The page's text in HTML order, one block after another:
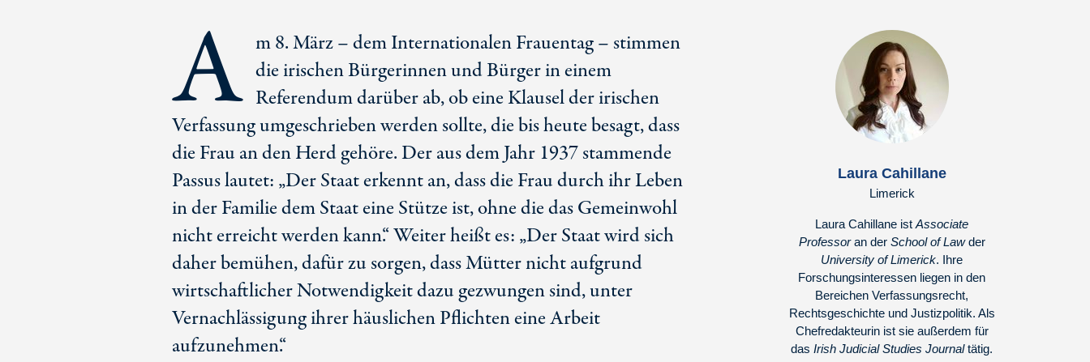
A m 8. März – dem Internationalen Frauentag – stimmen
die irischen Bürgerinnen und Bürger in einem
Referendum darüber ab, ob eine Klausel der irischen
Verfassung umgeschrieben werden sollte, die bis heute besagt, dass
die Frau an den Herd gehöre. Der aus dem Jahr 1937 stammende
Passus lautet: „Der Staat erkennt an, dass die Frau durch ihr Leben
in der Familie dem Staat eine Stütze ist, ohne die das Gemeinwohl
nicht erreicht werden kann.“ Weiter heißt es: „Der Staat wird sich
daher bemühen, dafür zu sorgen, dass Mütter nicht aufgrund
wirtschaftlicher Notwendigkeit dazu gezwungen sind, unter
Vernachlässigung ihrer häuslichen Pflichten eine Arbeit
aufzunehmen.“
Laura Cahillane
Limerick
Laura Cahillane ist Associate
Professoran der School of Lawder
University of Limerick. Ihre
Forschungsinteressen liegen in den
Bereichen Verfassungsrecht,
Rechtsgeschichte und Justizpolitik. Als
Chefredakteurin ist sie außerdem für
das Irish Judicial Studies Journaltätig.